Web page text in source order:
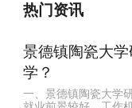
热门资讯
景德镇陶瓷大
学？
一、景德镇陶瓷大学